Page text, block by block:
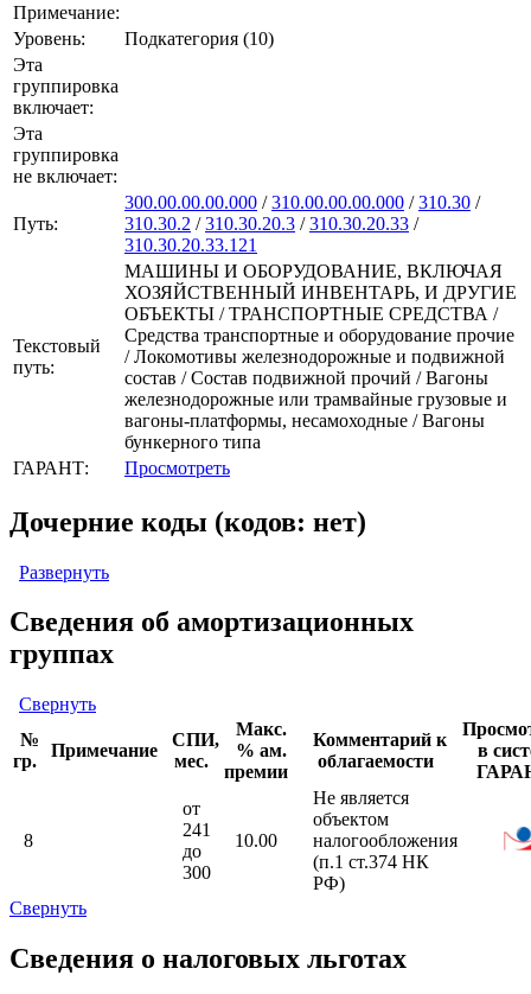
Примечание:
Уровень:
Подкатегория (10)
Эта
группировка
включает:
Эта
группировка
не включает:
Путь:
300.00.00.00.000 /310.00.00.00.000 /310.30 /
310.30.2 /310.30.20.3 /310.30.20.33 /
310.30.20.33.121
Текстовый
путь:
МАШИНЫ И ОБОРУДОВАНИЕ, ВКЛЮЧАЯ
ХОЗЯЙСТВЕННЫЙ ИНВЕНТАРЬ, И ДРУГИЕ
ОБЪЕКТЫ / ТРАНСПОРТНЫЕ СРЕДСТВА /
Средства транспортные и оборудование прочие
/ Локомотивы железнодорожные и подвижной
состав / Состав подвижной прочий / Вагоны
железнодорожные или трамвайные грузовые и
вагоны-платформы, несамоходные / Вагоны
бункерного типа
ГАРАНТ:
Просмотреть
Дочерние коды (кодов: нет)
Развернуть
Сведения об амортизационных
группах
Свернуть
№
гр.
Примечание
СПИ,
мес.
Макс.
% ам.
премии
Комментарий к
облагаемости
в
8
от
241
до
300
10.00
Не является
объектом
налогообложения
(п.1 ст.374 НК
РФ)
Свернуть
Сведения о налоговых льготах